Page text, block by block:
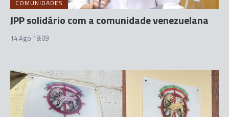
COMUNIDADES
JPP solidário com a comunidade venezuelana
14 Ago 18:09